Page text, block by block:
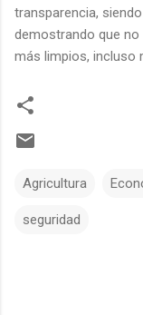
transparencia,
demostrando que
más limpios, incluso
Agricultura
seguridad